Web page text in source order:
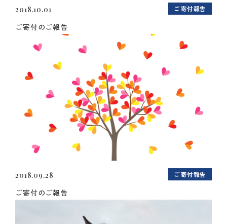
2018.10.01 ご寄付報告
ご寄付のご報告
2018.09.28 ご寄付報告
ご寄付のご報告